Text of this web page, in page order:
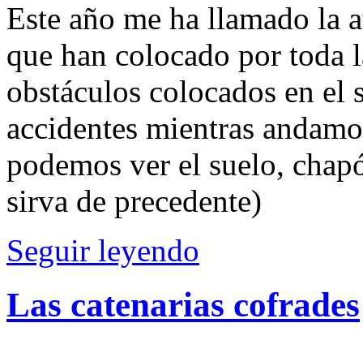
Este año me ha llamado la
que han colocado por toda
obstáculos colocados en
accidentes mientras
podemos ver el suelo,
sirva de precedente)
Seguir leyendo
Las catenarias cofrades